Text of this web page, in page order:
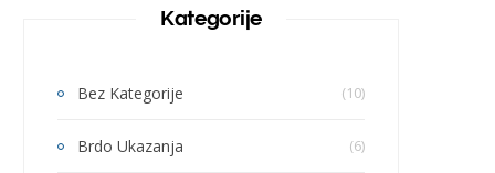
Kategorije
Bez Kategorije (10)
Brdo Ukazanja (6)